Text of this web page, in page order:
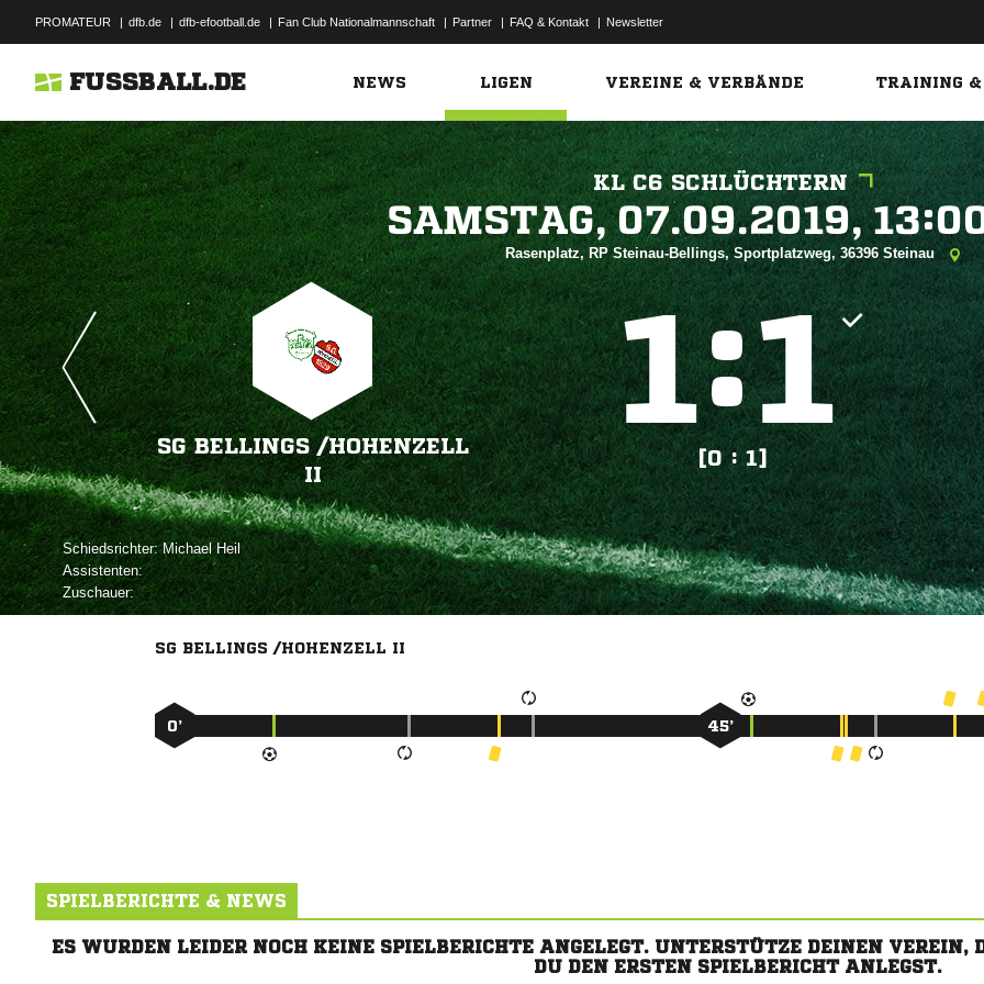
PROMATEUR | dfb.de | dfb-efootball.de | Fan Club Nationalmannschaft | Partner | FAQ & Kontakt | Newsletter
FUSSBALL.DE NEWS LIGEN VEREINE & VERBÄNDE TRAINING &
KL C6 SCHLÜCHTERN
 
Rasenplatz, RP Steinau-Bellings, Sportplatzweg, 36396 Steinau
SG BELLINGS /​HOHENZELL
II
:
[0 : 1]
Schiedsrichter: 
Assistenten:
Zuschauer:
SG BELLINGS /HOHENZELL II
0’ 45’
SPIELBERICHTE & NEWS
ES WURDEN LEIDER NOCH KEINE SPIELBERICHTE ANGELEGT. UNTERSTÜTZE DEINEN
DU DEN ERSTEN SPIELBERICHT ANLEGST.